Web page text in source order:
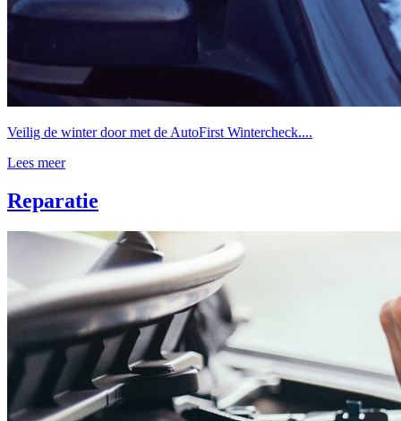
Veilig de winter door met de AutoFirst Wintercheck....
Lees meer
Reparatie